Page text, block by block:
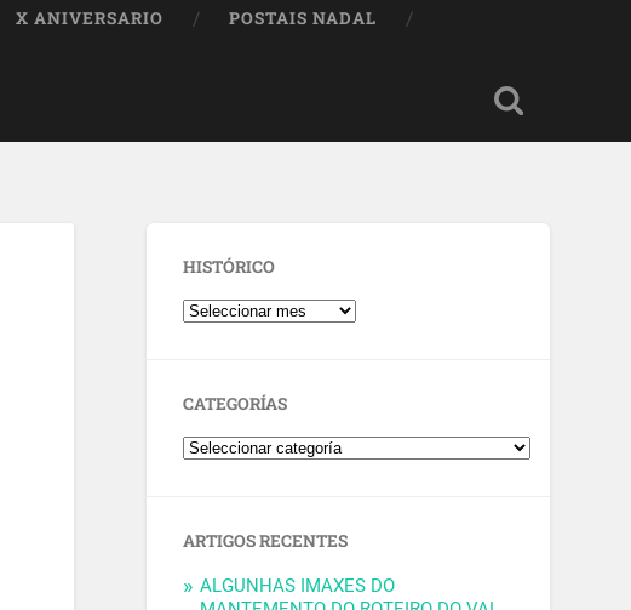
X ANIVERSARIO POSTAIS NADAL
HISTÓRICO
CATEGORÍAS
ARTIGOS RECENTES
ALGUNHAS IMAXES DO